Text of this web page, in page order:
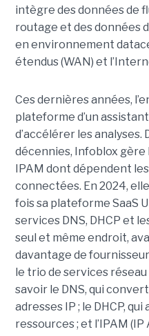
intègre des données de
routage et des données
en environnement
étendus (WAN) et
Ces dernières années,
plateforme d’un
d’accélérer les analyses.
décennies, Infoblox gère
IPAM dont dépendent
connectées. En 2024,
fois sa plateforme SaaS
services DNS, DHCP et
seul et même endroit,
davantage de
le trio de services réseau
savoir le DNS, qui
adresses IP ; le DHCP,
ressources ; et l’IPAM